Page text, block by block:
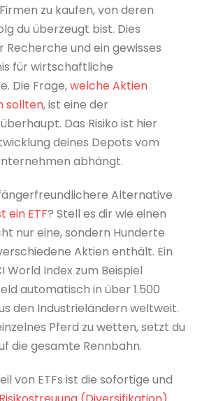
zu kaufen, von deren
du überzeugt bist. Dies
und ein gewisses
für wirtschaftliche
Die Frage,welche Aktien
sollten, ist eine der
Das Risiko ist hier
deines Depots vom
abhängt.
Alternative
ein ETF? Stell es dir wie einen
nur eine, sondern Hunderte
Aktien enthält. Ein
World Index zum Beispiel
automatisch in über 1.500
den Industrieländern weltweit.
Pferd zu wetten, setzt du
die gesamte Rennbahn.
von ETFs ist die sofortige und